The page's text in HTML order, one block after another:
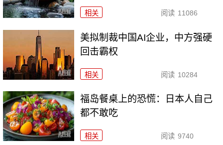
相关 阅读 11086
美拟制裁中国AI企业，中方强硬
回击霸权
相关 阅读 10284
福岛餐桌上的恐慌：日本人自己
都不敢吃
相关 阅读 9740